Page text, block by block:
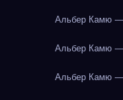
Альбер Камю
Альбер Камю
Альбер Камю